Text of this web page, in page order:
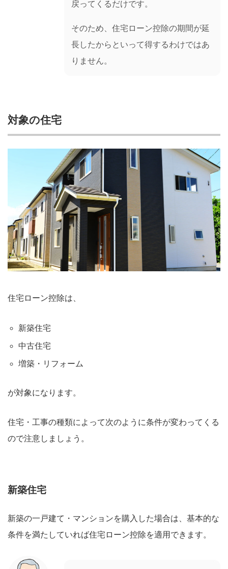
戻ってくるだけです。
そのため、住宅ローン控除の期間が延
長したからといって得するわけではあ
りません。
対象の住宅
住宅ローン控除は、
新築住宅
中古住宅
増築・リフォーム
が対象になります。
住宅・工事の種類によって次のように条件が変わってくる
ので注意しましょう。
新築住宅
新築の一戸建て・マンションを購入した場合は、基本的な
条件を満たしていれば住宅ローン控除を適用できます。